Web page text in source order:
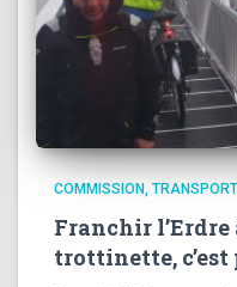
COMMISSION
Franchir l’Erdre
trottinette, c’est